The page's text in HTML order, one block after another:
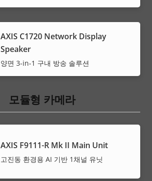
AXIS C1720 Network Display
Speaker
양면 3-in-1 구내 방송 솔루션
모듈형 카메라
AXIS F9111-R Mk II Main Unit
고진동 환경용 AI 기반 1채널 유닛